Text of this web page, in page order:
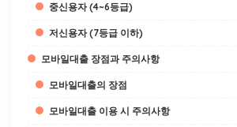
중신용자 (4~6등급)
저신용자 (7등급 이하)
모바일대출 장점과 주의사항
모바일대출의 장점
모바일대출 이용 시 주의사항